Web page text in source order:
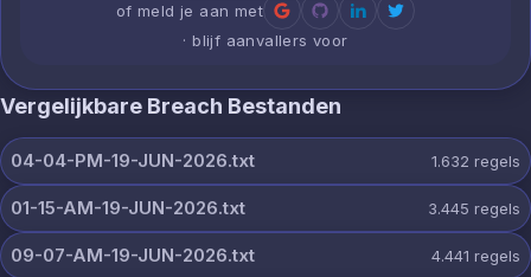
of meld je aan met
· blijf aanvallers voor
Vergelijkbare Breach Bestanden
04-04-PM-19-JUN-2026.txt 1.632 regels
01-15-AM-19-JUN-2026.txt 3.445 regels
09-07-AM-19-JUN-2026.txt 4.441 regels